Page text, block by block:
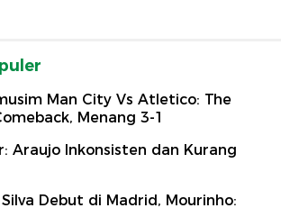
Man City Vs Atletico: The
Menang 3-1
Araujo Inkonsisten dan Kurang
Debut di Madrid, Mourinho: